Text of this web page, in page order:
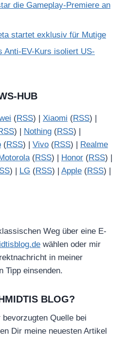
die Gameplay-Premiere an
startet exklusiv für Mutige
Anti-EV-Kurs isoliert US-
HUB
(RSS) | Xiaomi (RSS) |
) | Nothing (RSS) |
(RSS) | Vivo (RSS) |
Realme
(RSS) | Honor (RSS) |
) | LG (RSS) | Apple (RSS) |
Weg über eine E-
wählen oder mir
in meiner
Tipp einsenden.
BLOG?
Quelle bei
Dir meine neuesten Artikel